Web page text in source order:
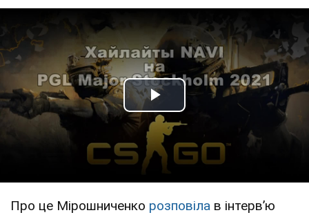
Play Video
Про це Мірошниченко розповіла в інтервʼю